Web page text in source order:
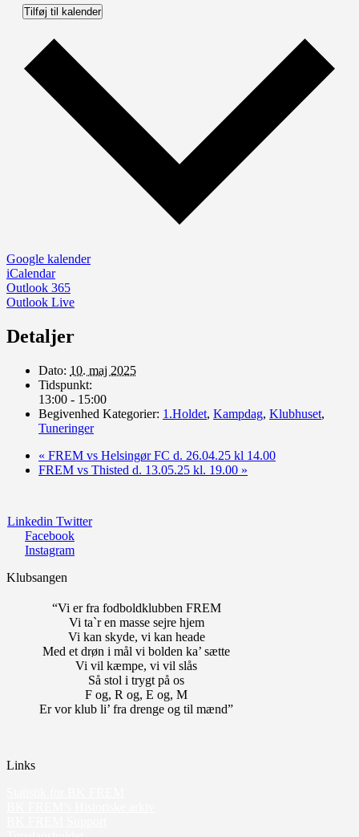
Tilføj til kalender
Google kalender
iCalendar
Outlook 365
Outlook Live
Detaljer
Dato: 10. maj 2025
Tidspunkt:
13:00 - 15:00
Begivenhed Kategorier: 1.Holdet, Kampdag, Klubhuset,
Tuneringer
« FREM vs Helsingør FC d. 26.04.25 kl 14.00
FREM vs Thisted d. 13.05.25 kl. 19.00 »
Linkedin Twitter
Facebook
Instagram
Klubsangen
“Vi er fra fodboldklubben FREM
Vi ta`r en masse sejre hjem
Vi kan skyde, vi kan heade
Med et drøn i mål vi bolden ka’ sætte
Vi vil kæmpe, vi vil slås
Så stol i trygt på os
F og, R og, E og, M
Er vor klub li’ fra drenge og til mænd”
Links